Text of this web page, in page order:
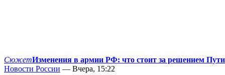
СюжетИзменения в армии РФ: что стоит за решением
Новости России — Вчера, 15:22